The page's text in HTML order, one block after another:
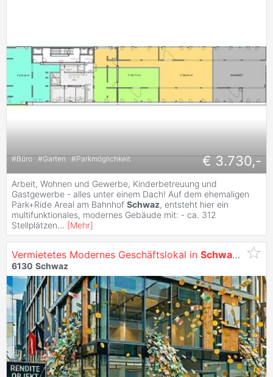
#Büro #Garten #Parkmöglichkeit € 3.730,-
Arbeit, Wohnen und Gewerbe, Kinderbetreuung und
Gastgewerbe - alles unter einem Dach! Auf dem ehemaligen
Park+Ride Areal am Bahnhof Schwaz, entsteht hier ein
multifunktionales, modernes Gebäude mit: - ca. 312
Stellplätzen... [Mehr]
Vermietetes Modernes Geschäftslokal in Schwaz Als
6130 Schwaz